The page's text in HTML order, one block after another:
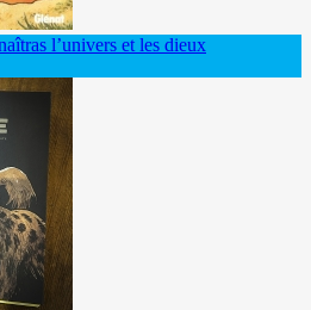
l’univers et les dieux